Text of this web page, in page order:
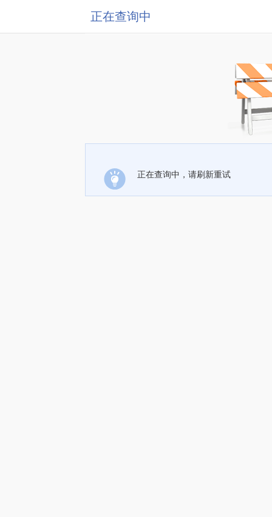
正在查询中
正在查询中，请刷新重试